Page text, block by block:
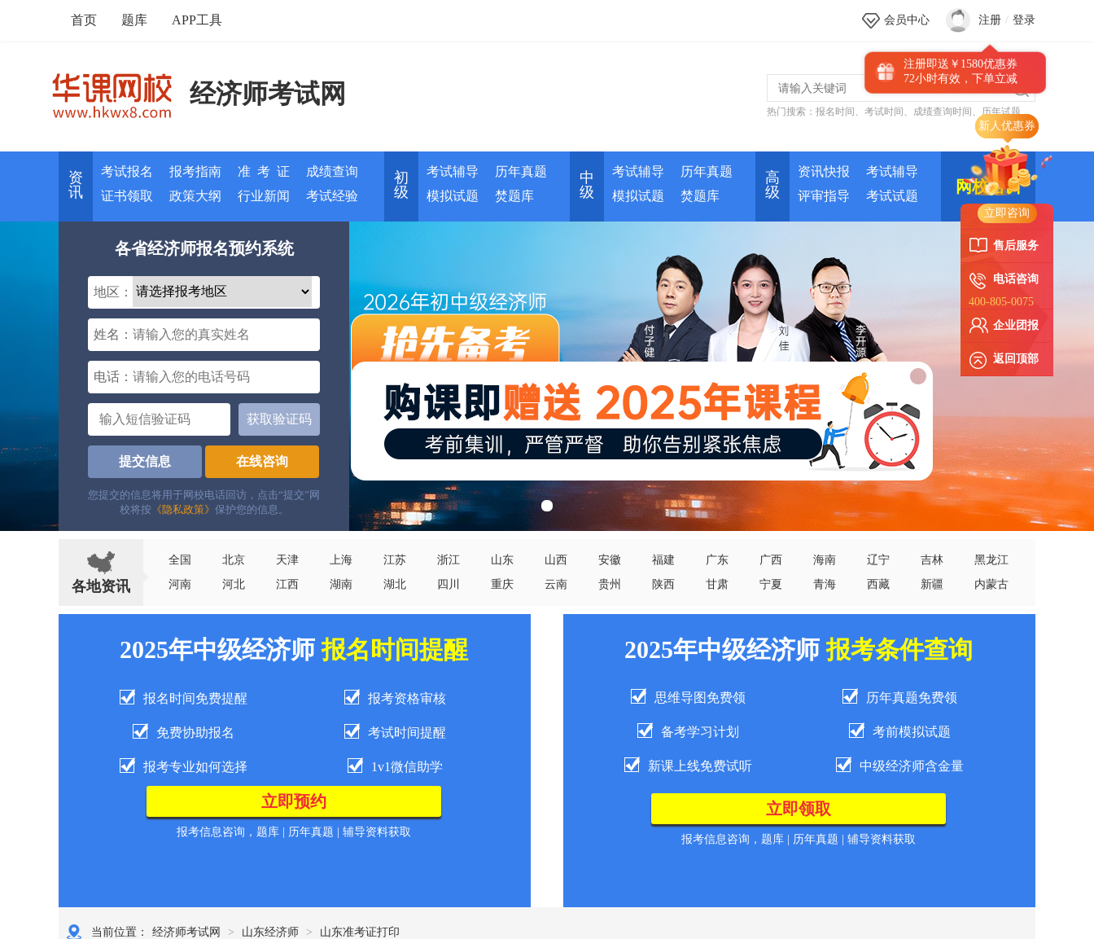
新人优惠券
立即咨询
售后服务
电话咨询
400-805-0075
企业团报
返回顶部
首页 题库 APP工具 会员中心 注册 / 登录
注册即送￥1580优惠券
72小时有效，下单立减
经济师考试网
热门搜索： 报名时间 、 考试时间 、 成绩查询时间 、 历年试题
资
讯
考试报名 报考指南 准 考 证
成绩查询
证书领取
政策大纲 行业新闻 考试经验
初
级
考试辅导
历年真题
模拟试题
焚题库
中
级
考试辅导
历年真题
模拟试题
焚题库
高
级
资讯快报
考试辅导
评审指导
考试试题
网校培训
各省经济师报名预约系统
地区：
姓名：
电话：
获取验证码
提交信息 在线咨询
您提交的信息将用于网校电话回访，点击“提交”网
校将按 《隐私政策》 保护您的信息。
各地资讯
全国 北京 天津 上海 江苏 浙江 山东 山西 安徽 福建 广东 广西 海南 辽宁 吉林
黑龙江
河南
河北 江西 湖南 湖北 四川 重庆 云南 贵州 陕西 甘肃 宁夏 青海 西藏 新疆 内蒙古
2025年中级经济师报名时间提醒
报名时间免费提醒 报考资格审核
免费协助报名 考试时间提醒
报考专业如何选择 1v1微信助学
报考信息咨询，题库 | 历年真题 | 辅导资料获取
2025年中级经济师报考条件查询
思维导图免费领 历年真题免费领
备考学习计划 考前模拟试题
新课上线免费试听 中级经济师含金量
报考信息咨询，题库 | 历年真题 | 辅导资料获取
当前位置： 经济师考试网 > 山东经济师 > 山东准考证打印